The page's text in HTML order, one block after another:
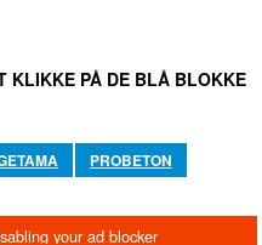
KLIKKE PÅ DE BLÅ BLOKKE
PROBETON